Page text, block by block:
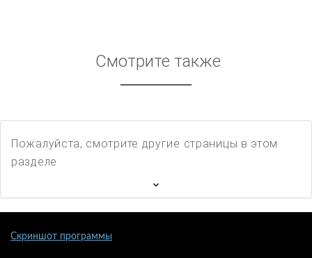
Смотрите также
Пожалуйста, смотрите другие страницы в этом
разделе
Скриншот программы